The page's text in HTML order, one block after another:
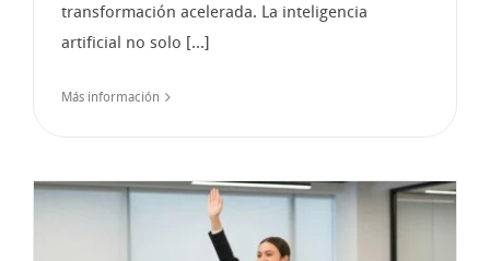
transformación acelerada. La inteligencia
artificial no solo [...]
Más información